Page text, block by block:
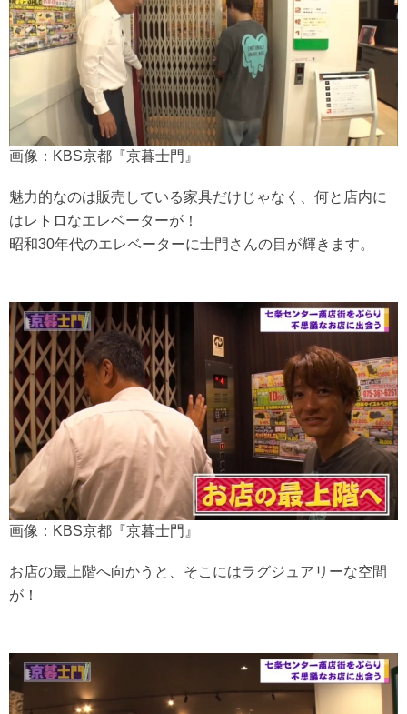
画像：KBS京都『京暮士門』
魅力的なのは販売している家具だけじゃなく、何と店内に
はレトロなエレベーターが！
昭和30年代のエレベーターに士門さんの目が輝きます。
画像：KBS京都『京暮士門』
お店の最上階へ向かうと、そこにはラグジュアリーな空間
が！